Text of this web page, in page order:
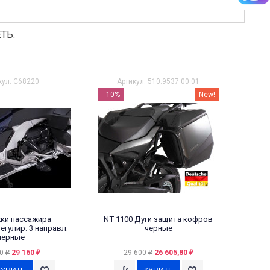
Читать далее→
C68220
пассажира
3 направл.
₽ 29 160 ₽
Артикул: 510.9537 00 01
- 10%
New!
NT 1100 Дуги защита кофров
черные
29 600₽ 26 605,80 ₽